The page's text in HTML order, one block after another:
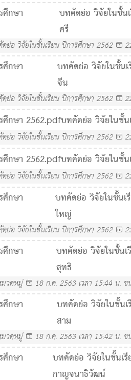
ศึกษา
บทคัดย่อ วิจัยในชั้น
ศรี
ย่อ วิจัยในชั้นเรียน ปีการศึกษา 2562
ศึกษา
บทคัดย่อ วิจัยในชั้นเ
จีน
ย่อ วิจัยในชั้นเรียน ปีการศึกษา 2562
ศึกษา 2562.pdfบทคัดย่อ วิจัยในชั้น
ย่อ วิจัยในชั้นเรียน ปีการศึกษา 2562
ศึกษา 2562.pdfบทคัดย่อ วิจัยในชั้น
ย่อ วิจัยในชั้นเรียน ปีการศึกษา 2562
ศึกษา
บทคัดย่อ วิจัยในชั้นเ
ใหญ่
ย่อ วิจัยในชั้นเรียน ปีการศึกษา 2562
ศึกษา
บทคัดย่อ วิจัยในชั้นเ
สุทธิ
วดหมู่ 18 ก.ค. 2563 เวลา 15:44 น. ข
ศึกษา
บทคัดย่อ วิจัยในชั้นเ
สาม
วดหมู่ 18 ก.ค. 2563 เวลา 15:42 น. ข
ศึกษา
บทคัดย่อ วิจัยในชั้นเ
กาญจนาธิวัฒน์